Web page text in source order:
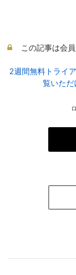
この記事は会
2週間無料トライ
覧いた